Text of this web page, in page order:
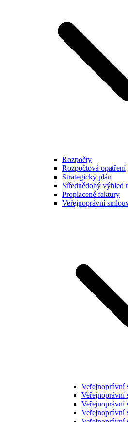
Rozpočty
Rozpočtová opatření
Strategický plán
Střednědobý výhled
Proplacené faktury
Veřejnoprávní
Veřejnoprávní
Veřejnoprávní
Veřejnoprávní
Veřejnoprávní